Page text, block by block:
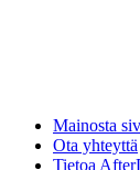
Mainosta
Ota yhteyttä
Tietoa